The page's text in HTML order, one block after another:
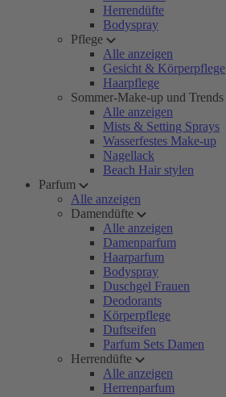
Herrendüfte
Bodyspray
Pflege
Alle anzeigen
Gesicht & Körperpflege
Haarpflege
Sommer-Make-up und Trends
Alle anzeigen
Mists & Setting Sprays
Wasserfestes Make-up
Nagellack
Beach Hair stylen
Parfum
Alle anzeigen
Damendüfte
Alle anzeigen
Damenparfum
Haarparfum
Bodyspray
Duschgel Frauen
Deodorants
Körperpflege
Duftseifen
Parfum Sets Damen
Herrendüfte
Alle anzeigen
Herrenparfum